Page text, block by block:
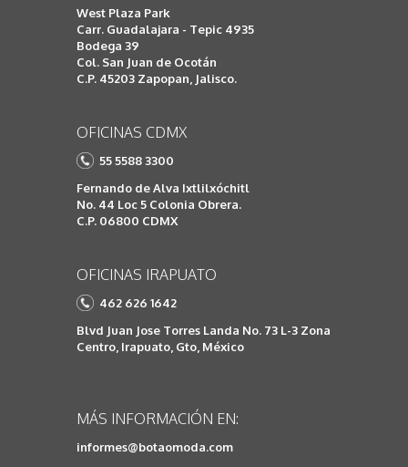
West Plaza Park
Carr. Guadalajara - Tepic 4935
Bodega 39
Col. San Juan de Ocotán
C.P. 45203 Zapopan, Jalisco.
OFICINAS CDMX
55 5588 3300
Fernando de Alva Ixtlilxóchitl
No. 44 Loc 5 Colonia Obrera.
C.P. 06800 CDMX
OFICINAS IRAPUATO
462 626 1642
Blvd Juan Jose Torres Landa No. 73 L-3 Zona
Centro, Irapuato, Gto, México
MÁS INFORMACIÓN EN:
informes@botaomoda.com